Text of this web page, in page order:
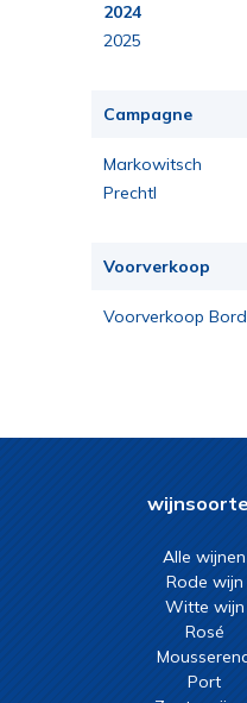
2024
2025
Campagne
Markowitsch
Prechtl
Voorverkoop
Voorverkoop
Alle wijnen
Rode wijn
Witte wijn
Rosé
Port